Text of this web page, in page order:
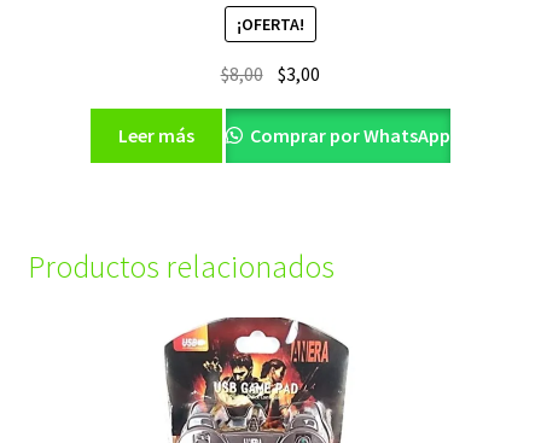
¡OFERTA!
$8,00 El
original
era:
$3,00
actual
es:
Leer más Comprar por WhatsApp
Productos relacionados